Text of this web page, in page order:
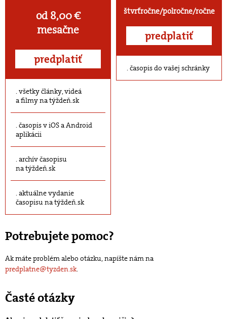
od 8,00 €
mesačne
predplatiť
všetky články, videá
a filmy na týždeň.sk
časopis v iOS a Android
aplikácii
archív časopisu
na týždeň.sk
aktuálne vydanie
časopisu na týždeň.sk
štvrťročne/polročne/ročne
predplatiť
časopis do vašej schránky
Potrebujete pomoc?
Ak máte problém alebo otázku, napíšte nám na
predplatne@tyzden.sk.
Časté otázky